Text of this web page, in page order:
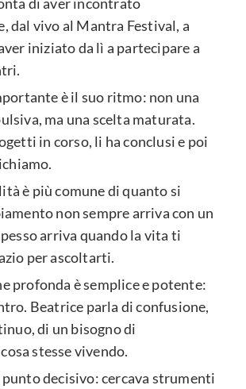
dal vivo al Mantra Festival, a
iniziato da lì a partecipare a
è il suo ritmo: non una
ma una scelta maturata.
in corso, li ha conclusi e poi
è più comune di quanto si
non sempre arriva con un
arriva quando la vita ti
per ascoltarti.
profonda è semplice e potente:
Beatrice parla di confusione,
di un bisogno di
stesse vivendo.
decisivo: cercava strumenti